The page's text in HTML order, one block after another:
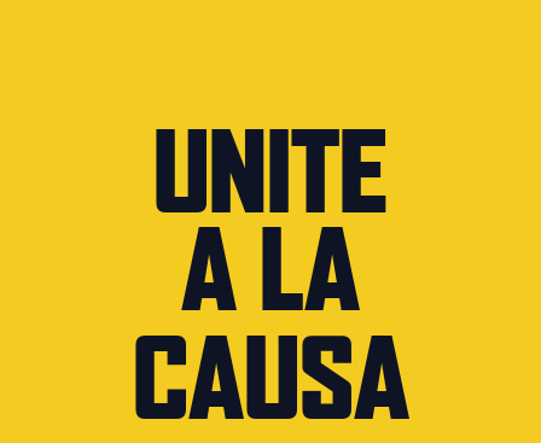
UNITE
A LA
CAUSA